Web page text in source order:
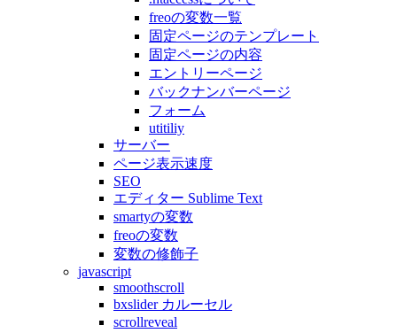
freoの変数一覧
固定ページのテンプレート
固定ページの内容
エントリーページ
バックナンバーページ
フォーム
utitiliy
サーバー
ページ表示速度
SEO
エディター Sublime Text
smartyの変数
freoの変数
変数の修飾子
javascript
smoothscroll
bxslider カルーセル
scrollreveal